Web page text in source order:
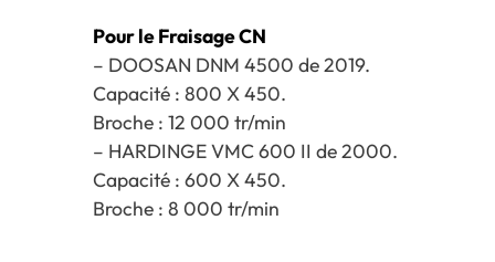
Pour le Fraisage CN
– DOOSAN DNM 4500 de 2019.
Capacité : 800 X 450.
Broche : 12 000 tr/min
– HARDINGE VMC 600 II de 2000.
Capacité : 600 X 450.
Broche : 8 000 tr/min